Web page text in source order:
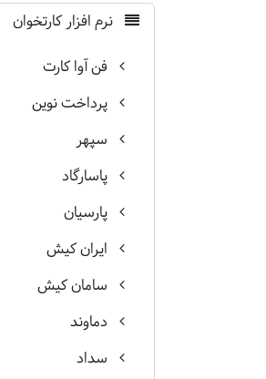
نرم افزار کارتخوان
فن آوا کارت
پرداخت نوین
سپهر
پاسارگاد
پارسیان
ایران کیش
سامان کیش
دماوند
سداد